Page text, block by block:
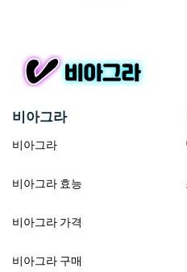
비아그라
비아그라
비아그라 효능
비아그라 가격
비아그라 구매